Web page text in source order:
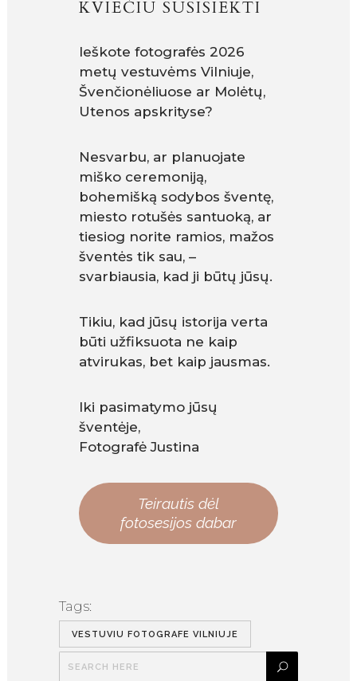
KVIEČIU SUSISIEKTI
Ieškote fotografės 2026
metų vestuvėms Vilniuje,
Švenčionėliuose ar Molėtų,
Utenos apskrityse?
Nesvarbu, ar planuojate
miško ceremoniją,
bohemišką sodybos šventę,
miesto rotušės santuoką, ar
tiesiog norite ramios, mažos
šventės tik sau, –
svarbiausia, kad ji būtų jūsų.
Tikiu, kad jūsų istorija verta
būti užfiksuota ne kaip
atvirukas, bet kaip jausmas.
Iki pasimatymo jūsų
šventėje,
Fotografė Justina
Teirautis dėl
fotosesijos dabar
Tags:
VESTUVIU FOTOGRAFE VILNIUJE